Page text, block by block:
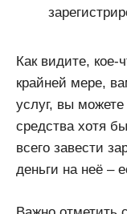
Как видите,
крайней мере,
услуг, вы
средства хотя
всего завести
деньги на неё –